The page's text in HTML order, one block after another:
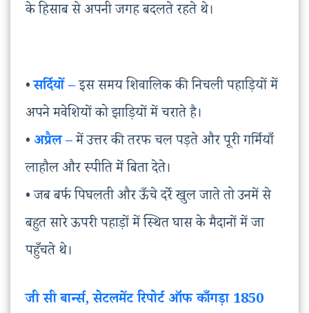
के हिसाब से अपनी जगह बदलते रहते थे।
•सर्दियों –इस समय शिवालिक की निचली पहाड़ियों में
अपने मवेशियों को झाड़ियों में चराते है।
•अप्रैल –में उत्तर की तरफ चल पड़ते और पूरी गर्मियाँ
लाहौल और स्पीति में बिता देते।
• जब बर्फ पिघलती और ऊँचे दर्रे खुल जाते तो उनमें से
बहुत सारे ऊपरी पहाड़ों में स्थित घास के मैदानों में जा
पहुँचते थे।
जी सी बार्न्स, सेटलमेंट रिपोर्ट ऑफ काँगड़ा 1850